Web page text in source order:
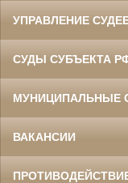
УПРАВЛЕНИЕ
СУДЫ СУБЪЕКТА
МУНИЦИПАЛЬНЫЕ
ВАКАНСИИ